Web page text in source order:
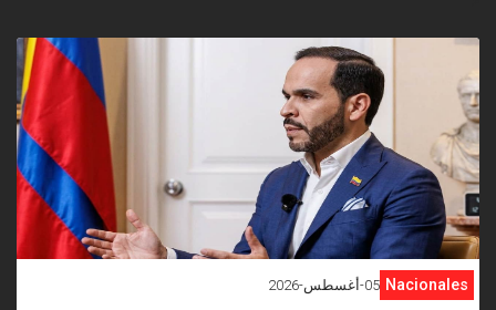
Nacionales 05-أغسطس-2026